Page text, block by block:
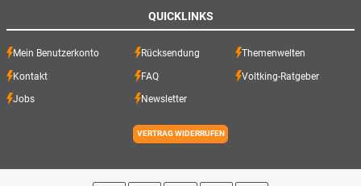
QUICKLINKS
Mein Benutzerkonto Rücksendung Themenwelten
Kontakt FAQ Voltking-Ratgeber
Jobs Newsletter
VERTRAG WIDERRUFEN